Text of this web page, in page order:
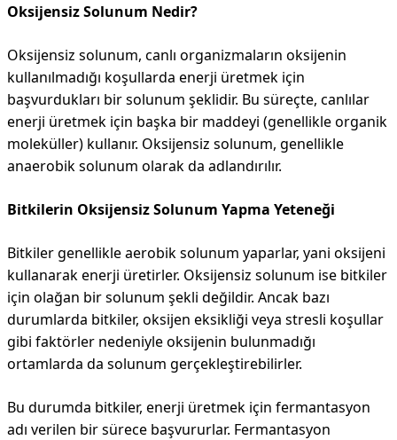
Oksijensiz Solunum Nedir?
Oksijensiz solunum, canlı organizmaların oksijenin
kullanılmadığı koşullarda enerji üretmek için
başvurdukları bir solunum şeklidir. Bu süreçte, canlılar
enerji üretmek için başka bir maddeyi (genellikle organik
moleküller) kullanır. Oksijensiz solunum, genellikle
anaerobik solunum olarak da adlandırılır.
Bitkilerin Oksijensiz Solunum Yapma Yeteneği
Bitkiler genellikle aerobik solunum yaparlar, yani oksijeni
kullanarak enerji üretirler. Oksijensiz solunum ise bitkiler
için olağan bir solunum şekli değildir. Ancak bazı
durumlarda bitkiler, oksijen eksikliği veya stresli koşullar
gibi faktörler nedeniyle oksijenin bulunmadığı
ortamlarda da solunum gerçekleştirebilirler.
Bu durumda bitkiler, enerji üretmek için fermantasyon
adı verilen bir sürece başvururlar. Fermantasyon